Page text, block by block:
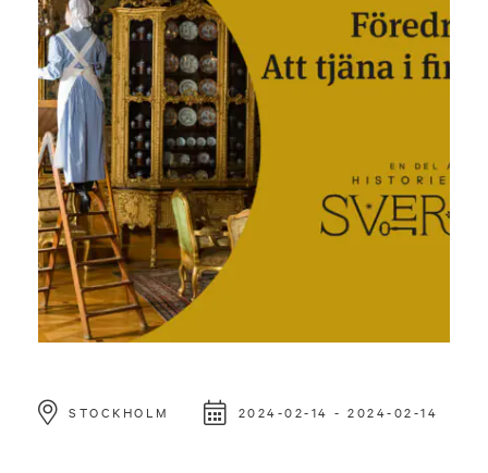
STOCKHOLM 2024-02-14 - 2024-02-14